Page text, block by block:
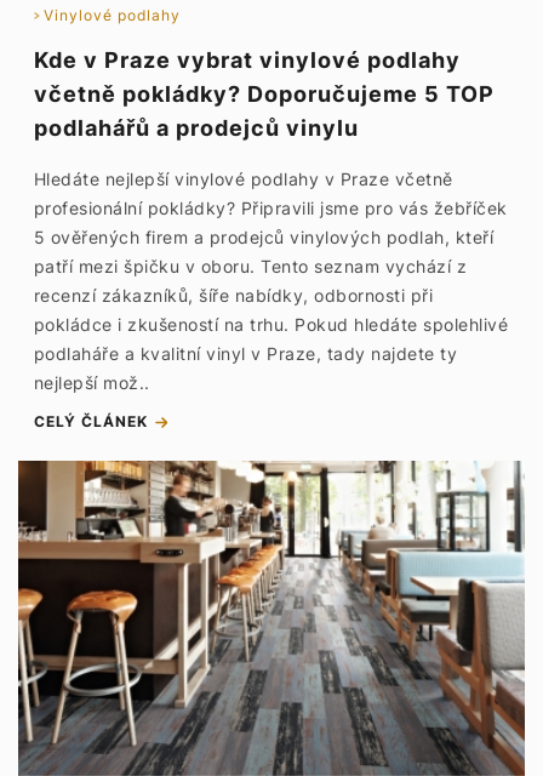
Vinylové podlahy
Kde v Praze vybrat vinylové podlahy
včetně pokládky? Doporučujeme 5 TOP
podlahářů a prodejců vinylu
Hledáte nejlepší vinylové podlahy v Praze včetně
profesionální pokládky? Připravili jsme pro vás žebříček
5 ověřených firem a prodejců vinylových podlah, kteří
patří mezi špičku v oboru. Tento seznam vychází z
recenzí zákazníků, šíře nabídky, odbornosti při
pokládce i zkušeností na trhu. Pokud hledáte spolehlivé
podlaháře a kvalitní vinyl v Praze, tady najdete ty
nejlepší mož..
CELÝ ČLÁNEK